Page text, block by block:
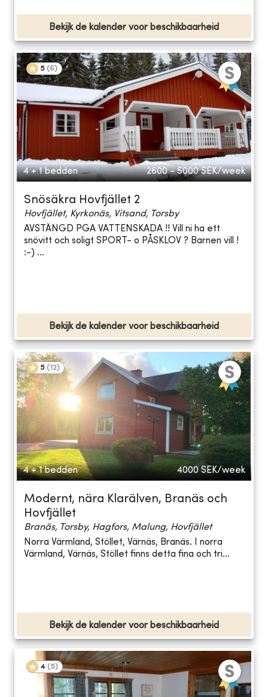
Bekijk de kalender voor beschikbaarheid
5 (6)
4 + 1 bedden 2600 - 5000 SEK/week
Snösäkra Hovfjället 2
Hovfjället, Kyrkonäs, Vitsand, Torsby
AVSTÄNGD PGA VATTENSKADA !! Vill ni ha ett
snövitt och soligt SPORT- o PÅSKLOV ? Barnen vill !
:-) ...
Bekijk de kalender voor beschikbaarheid
5 (12)
4 + 1 bedden 4000 SEK/week
Modernt, nära Klarälven, Branäs och
Hovfjället
Branäs, Torsby, Hagfors, Malung, Hovfjället
Norra Värmland, Stöllet, Värnäs, Branäs. I norra
Värmland, Värnäs, Stöllet finns detta fina och tri...
Bekijk de kalender voor beschikbaarheid
4 (5)